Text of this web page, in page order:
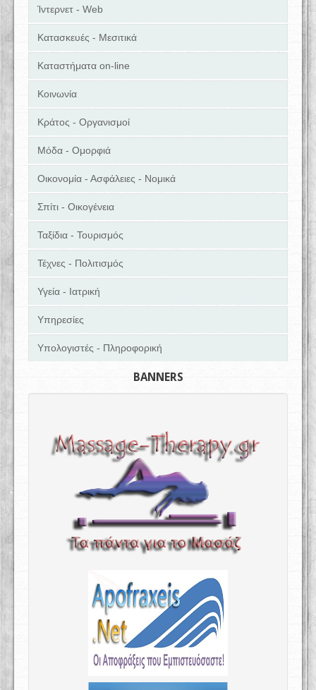
Ίντερνετ - Web
Κατασκευές - Μεσιτικά
Καταστήματα on-line
Κοινωνία
Κράτος - Οργανισμοί
Μόδα - Ομορφιά
Οικονομία - Ασφάλειες - Νομικά
Σπίτι - Οικογένεια
Ταξίδια - Τουρισμός
Τέχνες - Πολιτισμός
Υγεία - Ιατρική
Υπηρεσίες
Υπολογιστές - Πληροφορική
BANNERS